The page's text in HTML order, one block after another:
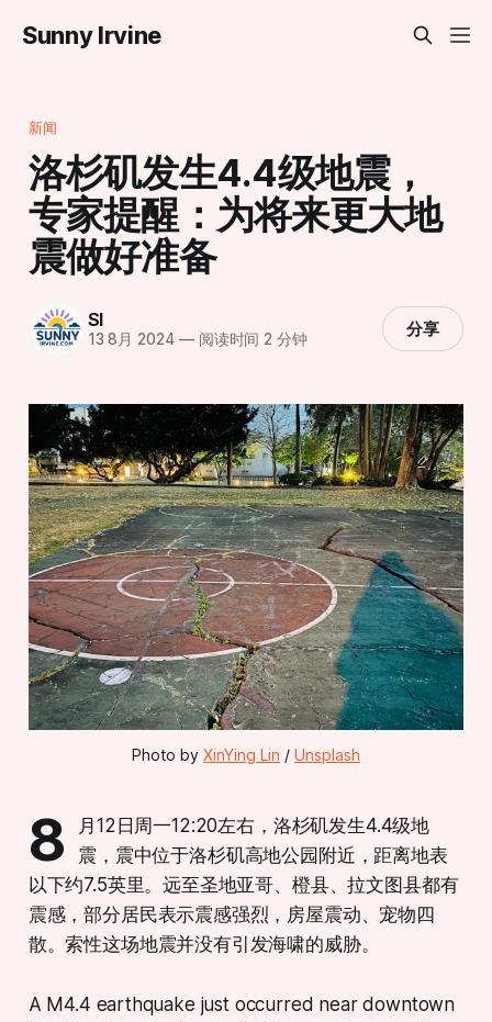
Sunny Irvine
新闻
洛杉矶发生4.4级地震，
专家提醒：为将来更大地
震做好准备
SI
13 8月 2024 —阅读时间 2 分钟 分享
Photo by XinYing Lin / Unsplash
8
月12日周一12:20左右，洛杉矶发生4.4级地
震，震中位于洛杉矶高地公园附近，距离地表
以下约7.5英里。远至圣地亚哥、橙县、拉文图县都有
震感，部分居民表示震感强烈，房屋震动、宠物四
散。索性这场地震并没有引发海啸的威胁。
A M4.4 earthquake just occurred near downtown